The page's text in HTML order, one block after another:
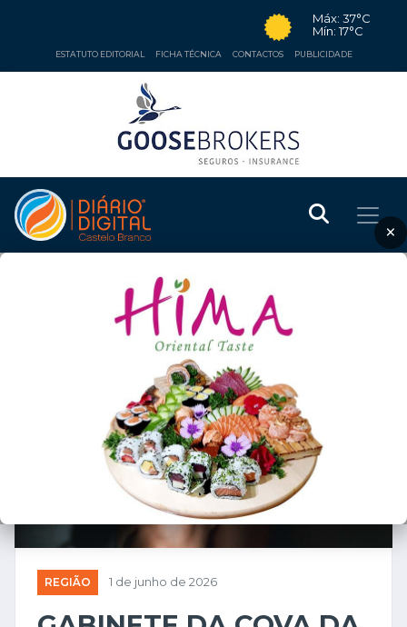
Máx: 37°C
Mín: 17°C
ESTATUTO EDITORIAL FICHA TÉCNICA CONTACTOS PUBLICIDADE
×
REGIÃO 1 de junho de 2026